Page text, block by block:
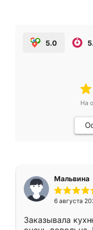
5.0
На
Мальвина
6 августа
Заказывала